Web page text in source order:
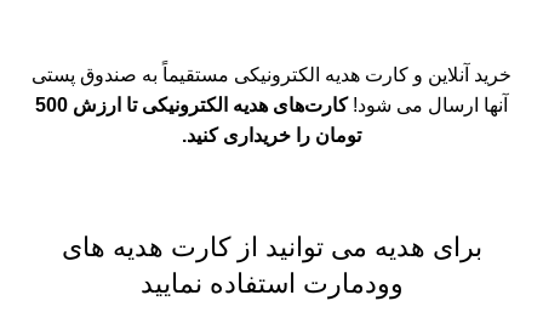
کارت هدیه
خرید آنلاین و کارت هدیه الکترونیکی مستقیماً به صندوق پستی
آنها ارسال می شود!
کارت‌های هدیه الکترونیکی تا ارزش 500
تومان را خریداری کنید.
برای هدیه می توانید از کارت هدیه های
وودمارت استفاده نمایید